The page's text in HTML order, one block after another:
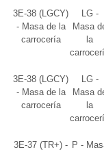
3E-38 (LGCY)
- Masa de la
carrocería
LG -
Masa
la
3E-38 (LGCY)
- Masa de la
carrocería
LG -
Masa
la
3E-37 (TR+) - P -